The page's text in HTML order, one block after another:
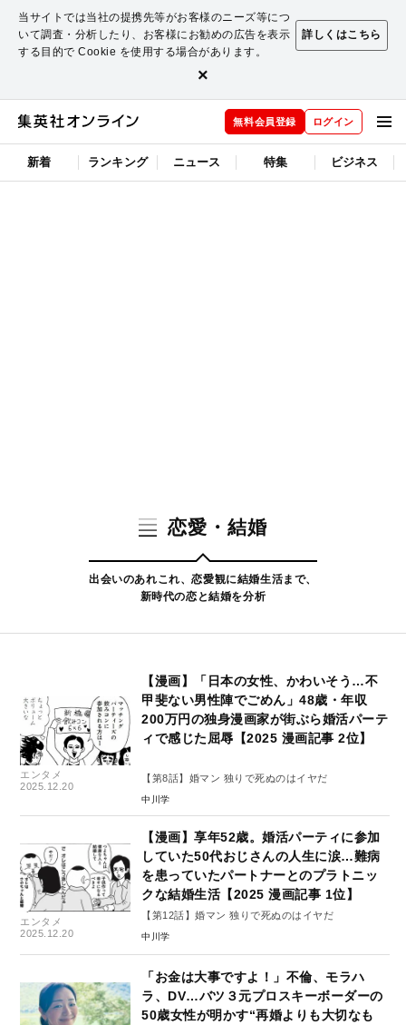
当サイトでは当社の提携先等がお客様のニーズ等につ
いて調査・分析したり、お客様にお勧めの広告を表示
する目的で Cookie を使用する場合があります。
詳しくはこちら
×
無料会員登録 ログイン
新着 ランキング ニュース 特集 ビジネス
恋愛・結婚
出会いのあれこれ、恋愛観に結婚生活まで、
新時代の恋と結婚を分析
エンタメ
2025.12.20
【漫画】「日本の女性、かわいそう…不
甲斐ない男性陣でごめん」48歳・年収
200万円の独身漫画家が街ぶら婚活パーテ
ィで感じた屈辱【2025 漫画記事 2位】
【第8話】婚マン 独りで死ぬのはイヤだ
中川学
エンタメ
2025.12.20
【漫画】享年52歳。婚活パーティに参加
していた50代おじさんの人生に涙…難病
を患っていたパートナーとのプラトニッ
クな結婚生活【2025 漫画記事 1位】
【第12話】婚マン 独りで死ぬのはイヤだ
中川学
「お金は大事ですよ！」不倫、モラハ
ラ、DV…バツ３元プロスキーボーダーの
50歳女性が明かす“再婚よりも大切なも